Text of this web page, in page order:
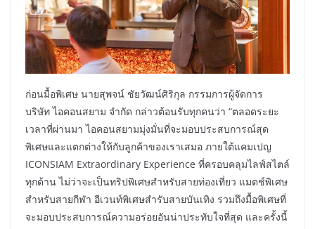
ก่อนมื้อพิเศษ นายสุพจน์ ชัยวัฒน์ศิริกุล กรรมการผู้จัดการ
บริษัท ไอคอนสยาม จำกัด กล่าวต้อนรับทุกคนว่า “ตลอดระยะ
เวลาที่ผ่านมา ไอคอนสยามมุ่งมั่นที่จะมอบประสบการณ์สุด
พิเศษและแตกต่างให้กับลูกค้าของเราเสมอ ภายใต้แคมเปญ
ICONSIAM Extraordinary Experience ที่ครอบคลุมไลฟ์สไตล์
ทุกด้าน ไม่ว่าจะเป็นทริปพิเศษสำหรับสายท่องเที่ยว แมตช์พิเศษ
สำหรับสายกีฬา อีเวนท์พิเศษสำรับสายบันเทิง รวมถึงมื้อพิเศษที่
จะมอบประสบการณ์ความอร่อยอันน่าประทับใจที่สุด และครั้งนี้